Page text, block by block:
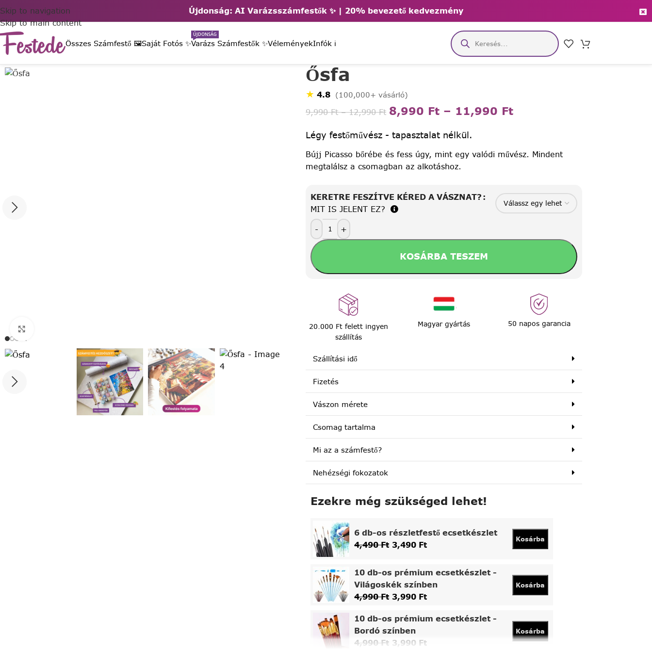
Újdonság: AI Varázsszámfestők ✨ | 20% bevezető kedvezmény
Skip to navigation
Skip to main content
Összes Számfestő 🖼️Saját Fotós ✨Varázs Számfestők ✨
ÚJDONSÁG
VéleményekInfók ℹ️
Ősfa
★ 4.8 (100,000+ vásárló)
9,990Ft – 12,990Ft 8,990 Ft – 11,990 Ft
Légy festőművész - tapasztalat nélkül.
Bújj Picasso bőrébe és fess úgy, mint egy valódi művész. Mindent
megtalálsz a csomagban az alkotáshoz.
KERETRE FESZÍTVE KÉRED A VÁSZNAT?
MIT IS JELENT EZ?
-
+
KOSÁRBA TESZEM
20.000 Ft felett ingyen
szállítás
Magyar gyártás 50 napos garancia
Szállítási idő
Fizetés
Vászon mérete
Csomag tartalma
Mi az a számfestő?
Nehézségi fokozatok
Ezekre még szükséged lehet!
6 db-os részletfestő ecsetkészlet
4,490Ft 3,490 Ft
Kosárba
10 db-os prémium ecsetkészlet -
Világoskék színben
4,990Ft 3,990 Ft
Kosárba
10 db-os prémium ecsetkészlet -
Bordó színben
4,990Ft 3,990 Ft
Kosárba